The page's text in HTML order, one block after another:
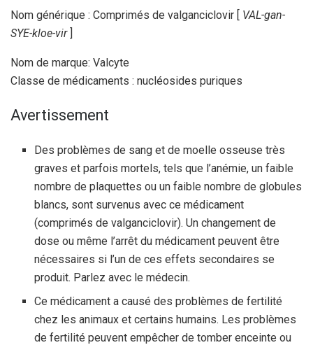
Nom générique : Comprimés de valganciclovir [ VAL-gan-
SYE-kloe-vir]
Nom de marque: Valcyte
Classe de médicaments : nucléosides puriques
Avertissement
Des problèmes de sang et de moelle osseuse très
graves et parfois mortels, tels que l’anémie, un faible
nombre de plaquettes ou un faible nombre de globules
blancs, sont survenus avec ce médicament
(comprimés de valganciclovir). Un changement de
dose ou même l’arrêt du médicament peuvent être
nécessaires si l’un de ces effets secondaires se
produit. Parlez avec le médecin.
Ce médicament a causé des problèmes de fertilité
chez les animaux et certains humains. Les problèmes
de fertilité peuvent empêcher de tomber enceinte ou